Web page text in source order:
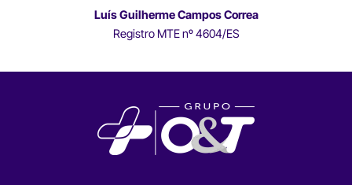
Luís Guilherme Campos Correa
Registro MTE nº 4604/ES